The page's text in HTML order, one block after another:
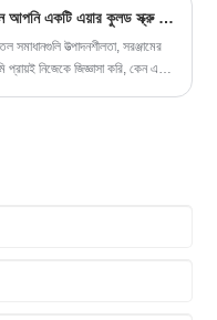
আপনার ইন্ডাস্ট্রিয়াল কুলিং প্রয়োজনের জন্য কেন আপনি একটি এয়ার কুলড স্ক্রু চিলার বেছে নেবেন?
সমাধানগুলি উত্পাদনশীলতা, সরঞ্জামের
প্রায়ই নিজেকে জিজ্ঞাসা করি, কেন একটি
এবং খরচ-কার্যকারিতার সমন্বয়